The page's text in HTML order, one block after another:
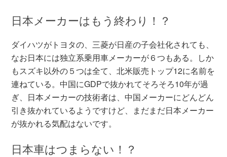
日本メーカーはもう終わり！？
ダイハツがトヨタの、三菱が日産の子会社化されても、
なお日本には独立系乗用車メーカーが６つもある。しか
もスズキ以外の５つは全て、北米販売トップ12に名前を
連ねている。中国にGDPで抜かれてそろそろ10年が過
ぎ、日本メーカーの技術者は、中国メーカーにどんどん
引き抜かれているようですけど、まだまだ日本メーカー
が抜かれる気配はないです。
日本車はつまらない！？